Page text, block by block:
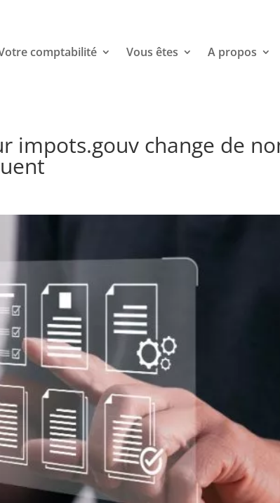
comptabilité Vous êtes A propos
impots.gouv change de